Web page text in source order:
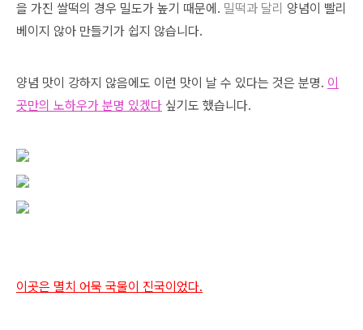
을 가진 쌀떡의 경우 밀도가 높기 때문에. 밀떡과 달리 양념이 빨리
베이지 않아 만들기가 쉽지 않습니다.
양념 맛이 강하지 않음에도 이런 맛이 날 수 있다는 것은 분명. 이
곳만의 노하우가 분명 있겠다 싶기도 했습니다.
이곳은 멸치 어묵 국물이 진국이었다.